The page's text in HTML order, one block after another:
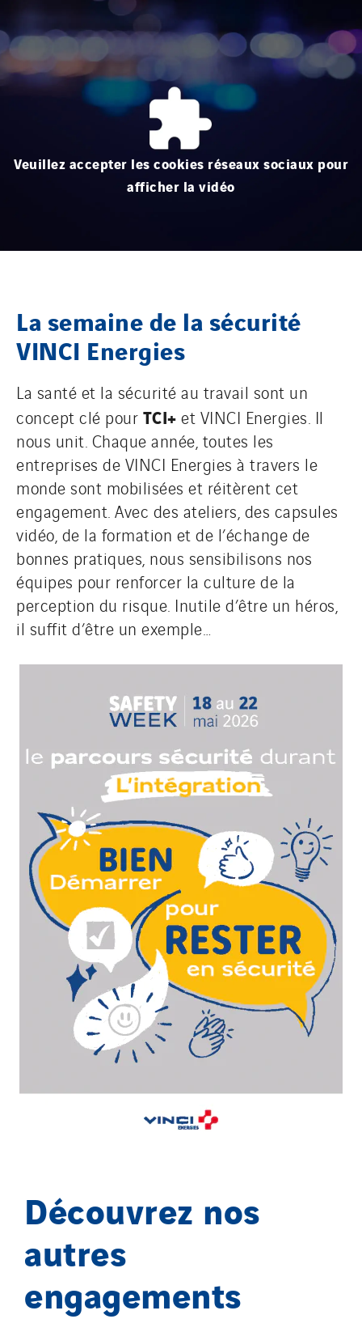
Veuillez accepter les cookies réseaux sociaux pour
afficher la vidéo
La semaine de la sécurité
VINCI Energies
La santé et la sécurité au travail sont un
concept clé pour TCI+ et VINCI Energies. Il
nous unit. Chaque année, toutes les
entreprises de VINCI Energies à travers le
monde sont mobilisées et réitèrent cet
engagement. Avec des ateliers, des capsules
vidéo, de la formation et de l’échange de
bonnes pratiques, nous sensibilisons nos
équipes pour renforcer la culture de la
perception du risque. Inutile d’être un héros,
il suffit d’être un exemple…
Découvrez nos
autres
engagements